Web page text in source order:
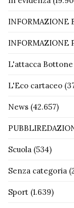
INFORMAZIONE
INFORMAZIONE
L'attacca Bottone
L'Eco cartaceo
News (42.657)
Scuola (534)
Senza categoria
Sport (1.639)